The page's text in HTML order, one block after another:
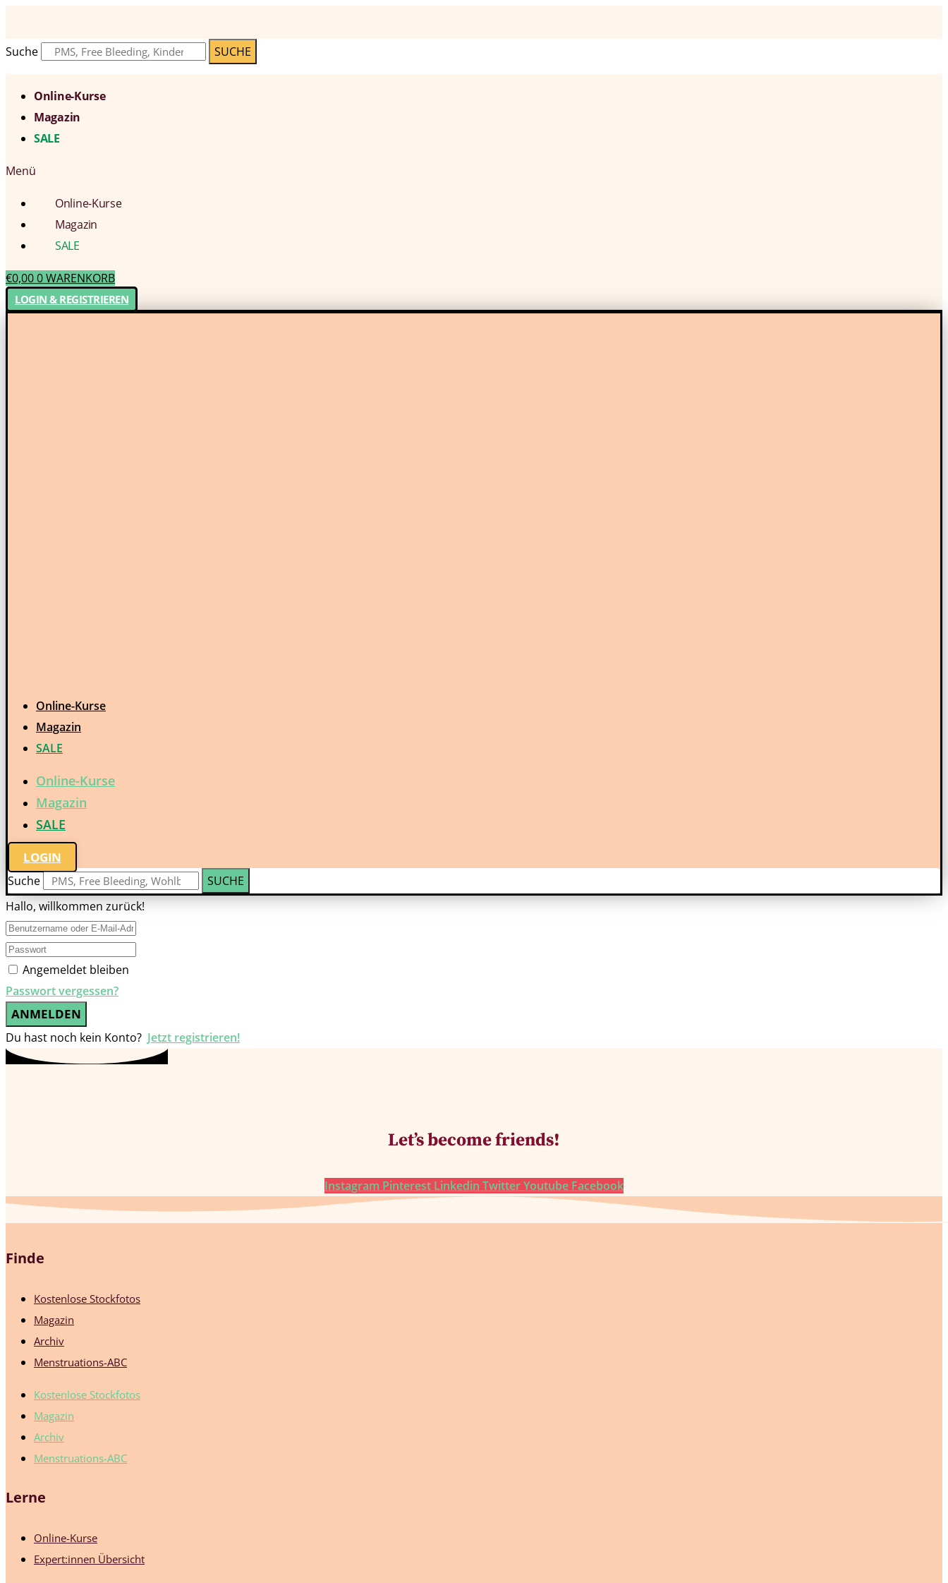
Suche SUCHE
Online-Kurse
Magazin
SALE
Menü
Online-Kurse
Magazin
SALE
€0,000WARENKORB
LOGIN & REGISTRIEREN
Online-Kurse
Magazin
SALE
Online-Kurse
Magazin
SALE
LOGIN
Suche
SUCHE
Hallo, willkommen zurück!
Angemeldet bleiben
Passwort vergessen?
ANMELDEN
Du hast noch kein Konto? Jetzt registrieren!
Let’s become friends!
Instagram Pinterest Linkedin TwitterYoutube Facebook
Finde
Kostenlose Stockfotos
Magazin
Archiv
Menstruations-ABC
Kostenlose Stockfotos
Magazin
Archiv
Menstruations-ABC
Lerne
Online-Kurse
Expert:innen Übersicht